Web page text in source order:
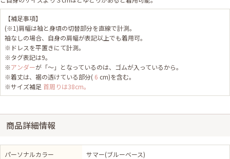
【補足事項】
(※1)肩幅は袖と身頃の切替部分を直線で計測。
袖なしの場合、自身の肩幅が表記以上でも着用可。
※ドレスを平置きにて計測。
※タグ表記は9。
※アンダーが「～」となっているのは、ゴムが入っているから。
※着丈は、裾の透けている部分( 6 cm)を含む。
※サイズ補足 首周りは38cm。
商品詳細情報
パーソナルカラー サマー(ブルーベース)